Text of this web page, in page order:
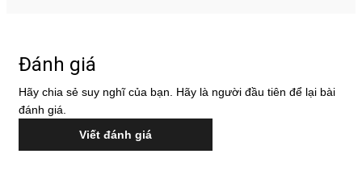
Đánh giá
Hãy chia sẻ suy nghĩ của bạn. Hãy là người đầu tiên để lại bài
đánh giá.
Viết đánh giá